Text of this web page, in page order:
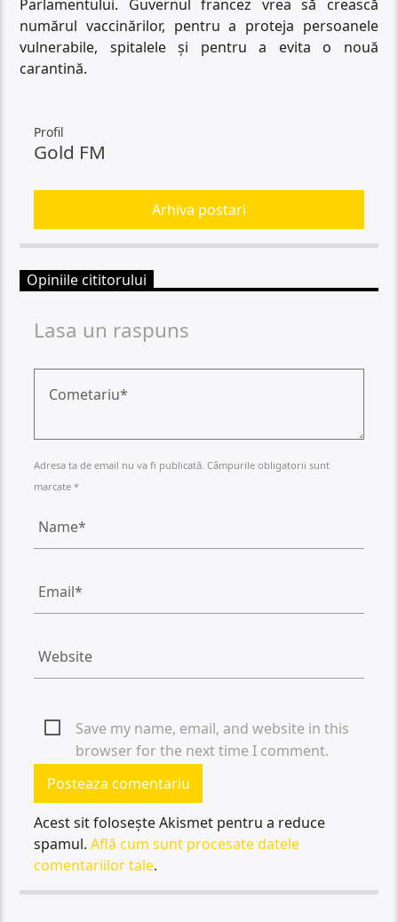
Parlamentului. Guvernul francez vrea să crească
numărul vaccinărilor, pentru a proteja persoanele
vulnerabile, spitalele și pentru a evita o nouă
carantină.
Profil
Gold FM
Arhiva postari
Opiniile cititorului
Lasa un raspuns
Adresa ta de email nu va fi publicată. Câmpurile obligatorii sunt
marcate *
Save my name, email, and website in this
browser for the next time I comment.
Acest sit folosește Akismet pentru a reduce
spamul.Află cum sunt procesate datele
comentariilor tale.